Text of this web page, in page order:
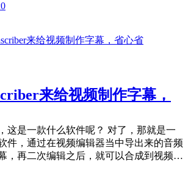
来给视频制作字幕，
这是一款什么软件呢？ 对了，那就是一
件，通过在视频编辑器当中导出来的音频
，再二次编辑之后，就可以合成到视频当